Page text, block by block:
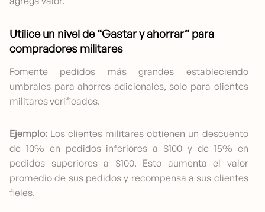
Utilice un nivel de “Gastar y ahorrar” para
compradores militares
Fomente pedidos más grandes estableciendo
umbrales para ahorros adicionales, solo para clientes
militares verificados.
Ejemplo: Los clientes militares obtienen un descuento
de 10% en pedidos inferiores a $100 y de 15% en
pedidos superiores a $100. Esto aumenta el valor
promedio de sus pedidos y recompensa a sus clientes
fieles.